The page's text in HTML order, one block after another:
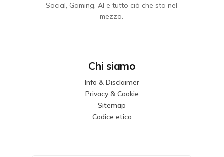
Social, Gaming, AI e tutto ciò che sta nel
mezzo.
Chi siamo
Info & Disclaimer
Privacy & Cookie
Sitemap
Codice etico